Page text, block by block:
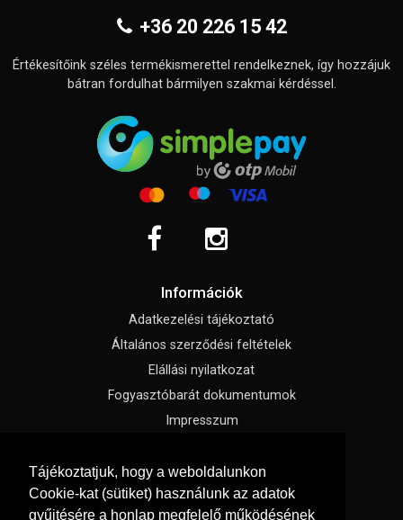
Tájékoztatjuk, hogy a weboldalunkon
Cookie-kat (sütiket) használunk az adatok
gyűjtésére a honlap megfelelő működésének
+36 20 226 15 42
Értékesítőink széles termékismerettel rendelkeznek, így hozzájuk
bátran fordulhat bármilyen szakmai kérdéssel.
Információk
Adatkezelési tájékoztató
Általános szerződési feltételek
Elállási nyilatkozat
Fogyasztóbarát dokumentumok
Impresszum
Menü